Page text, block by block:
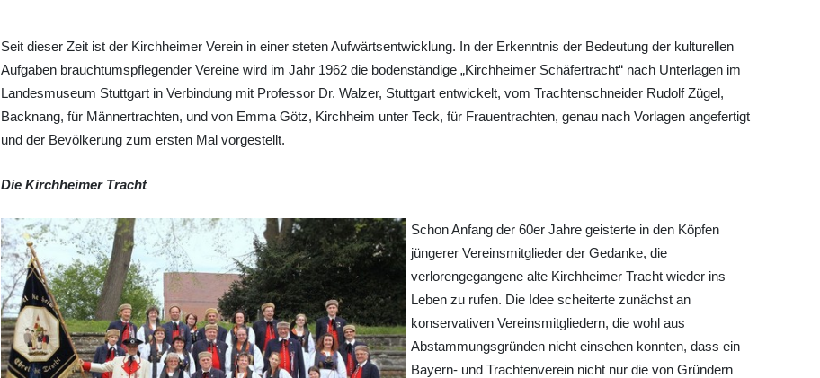
Seit dieser Zeit ist der Kirchheimer Verein in einer steten Aufwärtsentwicklung. In der Erkenntnis der Bedeutung der kulturellen
Aufgaben brauchtumspflegender Vereine wird im Jahr 1962 die bodenständige „Kirchheimer Schäfertracht“ nach Unterlagen im
Landesmuseum Stuttgart in Verbindung mit Professor Dr. Walzer, Stuttgart entwickelt, vom Trachtenschneider Rudolf Zügel,
Backnang, für Männertrachten, und von Emma Götz, Kirchheim unter Teck, für Frauentrachten, genau nach Vorlagen angefertigt
und der Bevölkerung zum ersten Mal vorgestellt.
Die Kirchheimer Tracht
Schon Anfang der 60er Jahre geisterte in den Köpfen
jüngerer Vereinsmitglieder der Gedanke, die
verlorengegangene alte Kirchheimer Tracht wieder ins
Leben zu rufen. Die Idee scheiterte zunächst an
konservativen Vereinsmitgliedern, die wohl aus
Abstammungsgründen nicht einsehen konnten, dass ein
Bayern- und Trachtenverein nicht nur die von Gründern